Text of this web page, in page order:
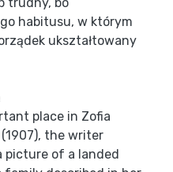
habitusu, w którym
ukształtowany
place in Zofia
the writer
picture of a landed